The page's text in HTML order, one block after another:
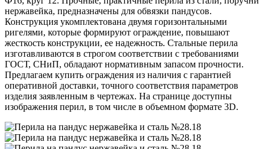
нержавейка, предназначены для обвязки пандусов.
Конструкция укомплектована двумя горизонтальными
ригелями, которые формируют ограждение, повышают
жесткость конструкции, ее надежность. Стальные перила
изготавливаются в строгом соответствии с требованиями
ГОСТ, СНиП, обладают нормативным запасом прочности.
Предлагаем купить ограждения из наличия с гарантией
оперативной доставки, точного соответствия параметров
изделия заявленным в чертежах. На странице доступны
изображения перил, в том числе в объемном формате 3D.